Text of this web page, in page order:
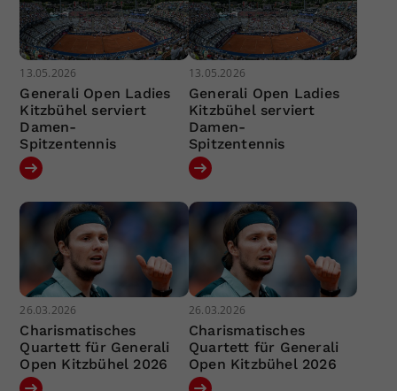
13.05.2026
Generali Open Ladies
Kitzbühel serviert
Damen-
Spitzentennis
13.05.2026
Generali Open Ladies
Kitzbühel serviert
Damen-
Spitzentennis
26.03.2026
Charismatisches
Quartett für Generali
Open Kitzbühel 2026
26.03.2026
Charismatisches
Quartett für Generali
Open Kitzbühel 2026